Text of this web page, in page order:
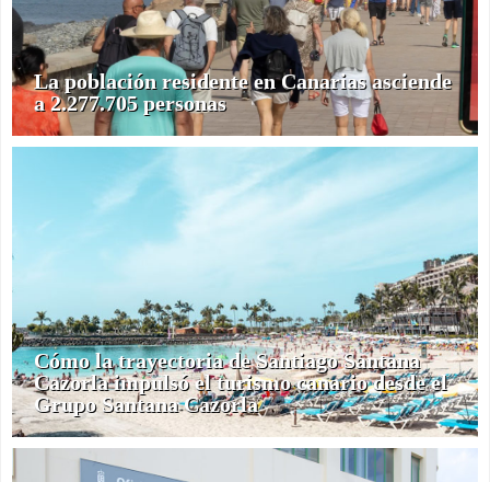
La población residente en Canarias asciende
a 2.277.705 personas
Cómo la trayectoria de Santiago Santana
Cazorla impulsó el turismo canario desde el
Grupo Santana Cazorla